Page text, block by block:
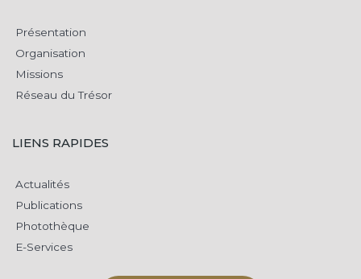
Présentation
Organisation
Missions
Réseau du Trésor
LIENS RAPIDES
Actualités
Publications
Photothèque
E-Services